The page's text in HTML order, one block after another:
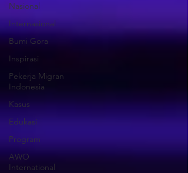
Nasional
Internasional
Bumi Gora
Inspirasi
Pekerja Migran
Indonesia
Kasus
Edukasi
Program
AWO
International